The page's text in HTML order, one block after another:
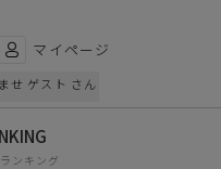
マイページ
せ ゲスト さん
ンキング